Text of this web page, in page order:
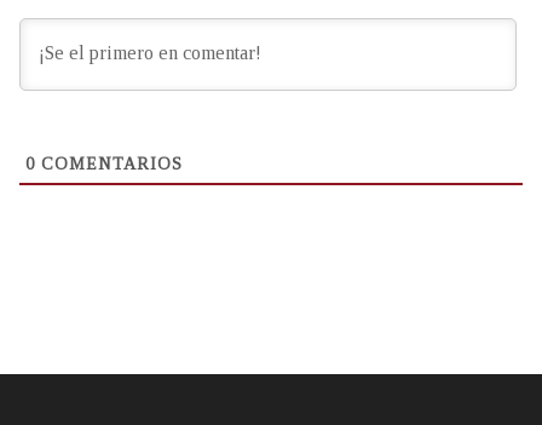
0 COMENTARIOS